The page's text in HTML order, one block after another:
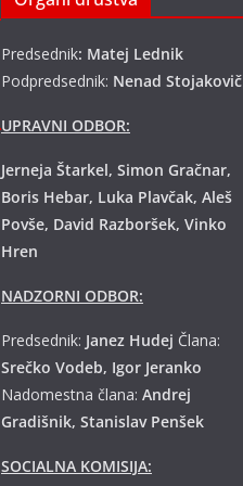
Predsednik: Matej Lednik
Podpredsednik: Nenad Stojakovič
UPRAVNI ODBOR:
Jerneja Štarkel, Simon Gračnar,
Boris Hebar, Luka Plavčak, Aleš
Povše, David Razboršek, Vinko
Hren
NADZORNI ODBOR:
Predsednik: Janez Hudej Člana:
Srečko Vodeb, Igor Jeranko
Nadomestna člana: Andrej
Gradišnik, Stanislav Penšek
SOCIALNA KOMISIJA: